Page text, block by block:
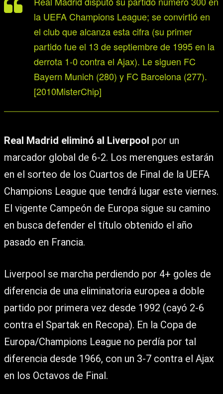
la UEFA Champions League; se convirtió en
el club que alcanza esta cifra (su primer
partido fue el 13 de septiembre de 1995 en la
derrota 1-0 contra el Ajax). Le siguen FC
Bayern Munich (280) y FC Barcelona (277).
[2010MisterChip]
Real Madrid eliminó al Liverpool por un
marcador global de 6-2. Los merengues estarán
en el sorteo de los Cuartos de Final de la UEFA
Champions League que tendrá lugar este viernes.
El vigente Campeón de Europa sigue su camino
en busca defender el título obtenido el año
pasado en Francia.
Liverpool se marcha perdiendo por 4+ goles de
diferencia de una eliminatoria europea a doble
partido por primera vez desde 1992 (cayó 2-6
contra el Spartak en Recopa). En la Copa de
Europa/Champions League no perdía por tal
diferencia desde 1966, con un 3-7 contra el Ajax
en los Octavos de Final.